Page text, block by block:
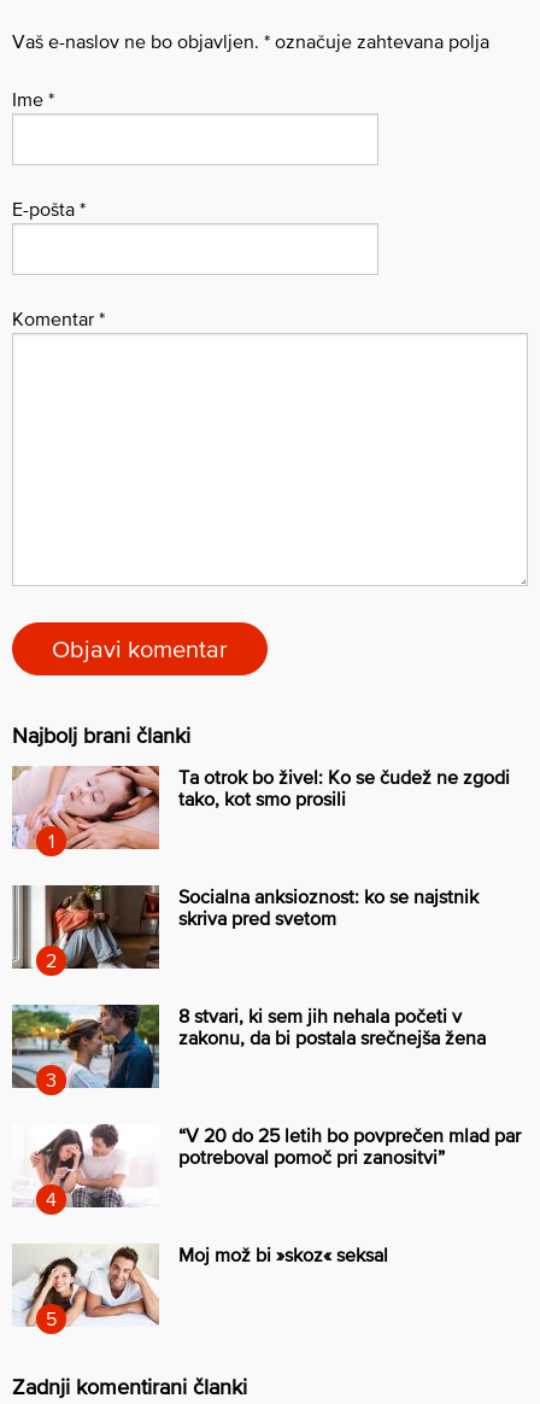
Vaš e-naslov ne bo objavljen. * označuje zahtevana polja
Ime *
E-pošta *
Komentar *
Najbolj brani članki
Ta otrok bo živel: Ko se čudež ne zgodi
tako, kot smo prosili
Socialna anksioznost: ko se najstnik
skriva pred svetom
8 stvari, ki sem jih nehala početi v
zakonu, da bi postala srečnejša žena
“V 20 do 25 letih bo povprečen mlad par
potreboval pomoč pri zanositvi”
Moj mož bi »skoz« seksal
Zadnji komentirani članki